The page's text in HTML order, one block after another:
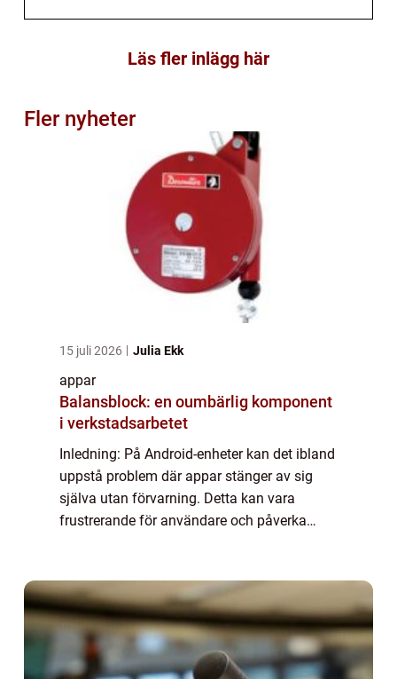
Läs fler inlägg här
Fler nyheter
15 juli 2026 Julia Ekk
appar
Balansblock: en oumbärlig komponent
i verkstadsarbetet
Inledning: På Android-enheter kan det ibland
uppstå problem där appar stänger av sig
själva utan förvarning. Detta kan vara
frustrerande för användare och påverka
öve...